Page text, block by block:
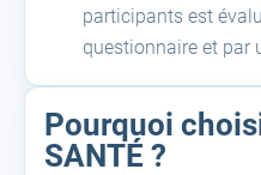
participants est
questionnaire et par
Pourquoi
SANTÉ ?